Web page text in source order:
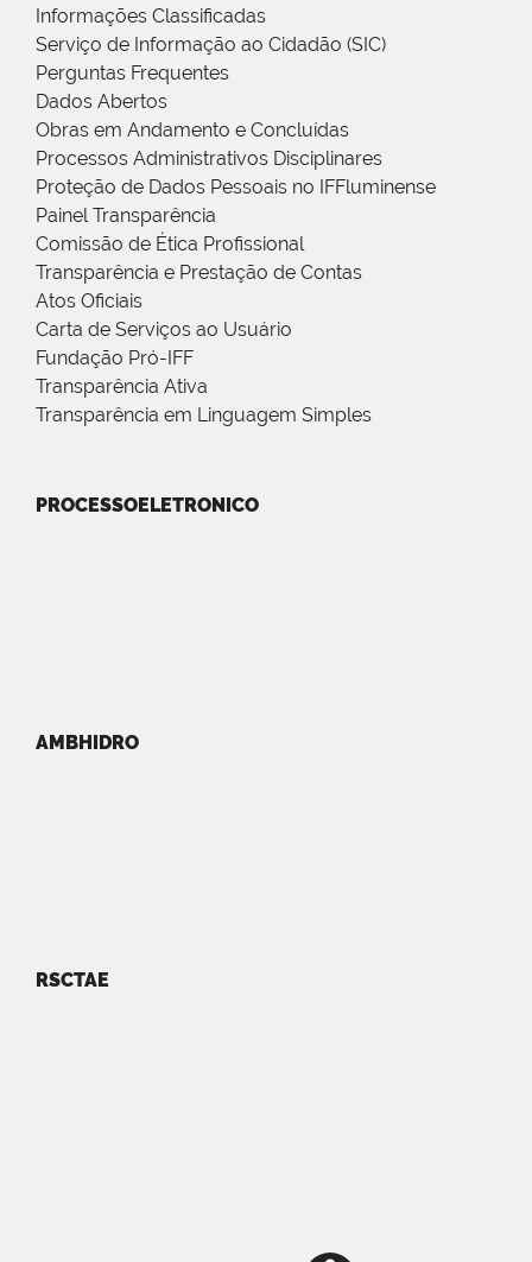
Informações Classificadas
Serviço de Informação ao Cidadão (SIC)
Perguntas Frequentes
Dados Abertos
Obras em Andamento e Concluídas
Processos Administrativos Disciplinares
Proteção de Dados Pessoais no IFFluminense
Painel Transparência
Comissão de Ética Profissional
Transparência e Prestação de Contas
Atos Oficiais
Carta de Serviços ao Usuário
Fundação Pró-IFF
Transparência Ativa
Transparência em Linguagem Simples
PROCESSOELETRONICO
AMBHIDRO
RSCTAE